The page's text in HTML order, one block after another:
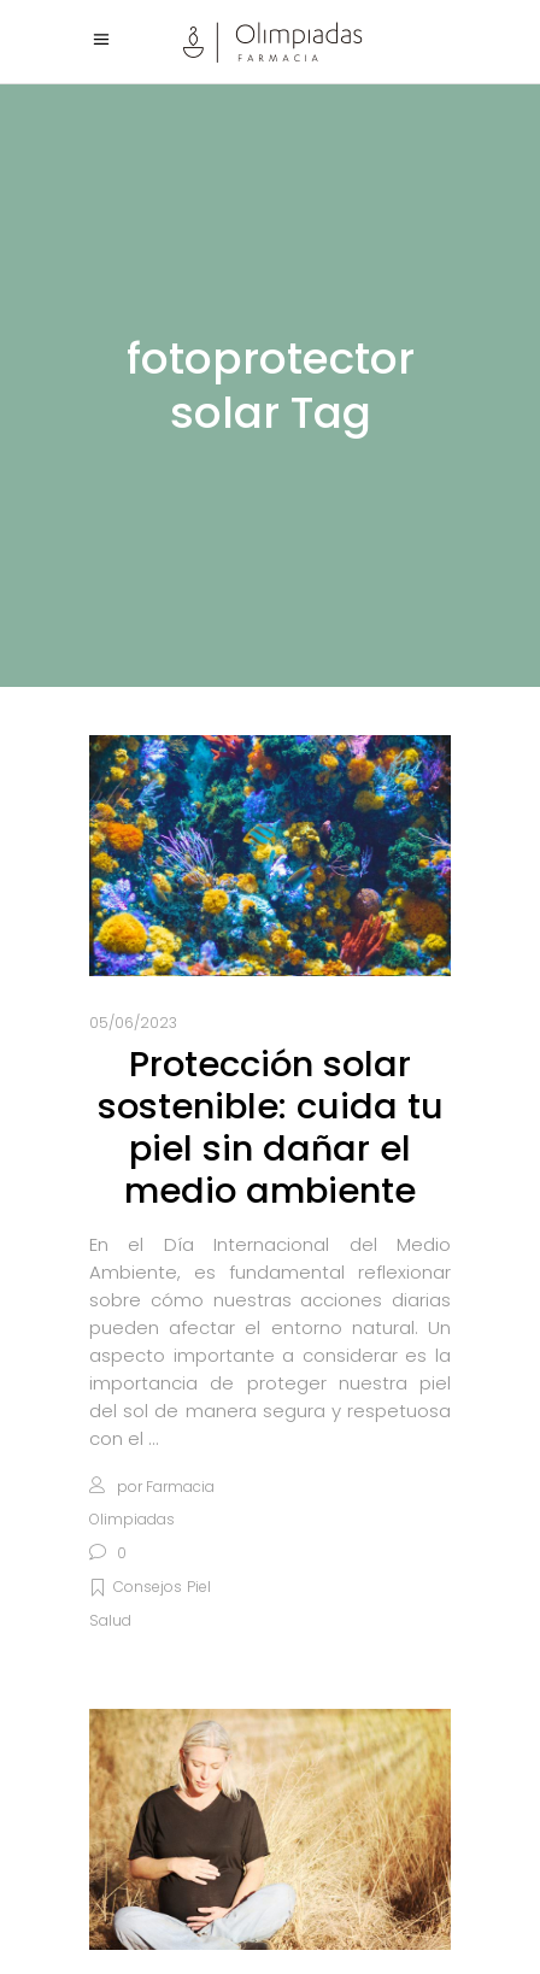
fotoprotector
solar Tag
05/06/2023
Protección solar
sostenible: cuida tu
piel sin dañar el
medio ambiente
En el Día Internacional del Medio
Ambiente, es fundamental reflexionar
sobre cómo nuestras acciones diarias
pueden afectar el entorno natural. Un
aspecto importante a considerar es la
importancia de proteger nuestra piel
del sol de manera segura y respetuosa
con el
por Farmacia
Olimpiadas
0
Consejos Piel
Salud